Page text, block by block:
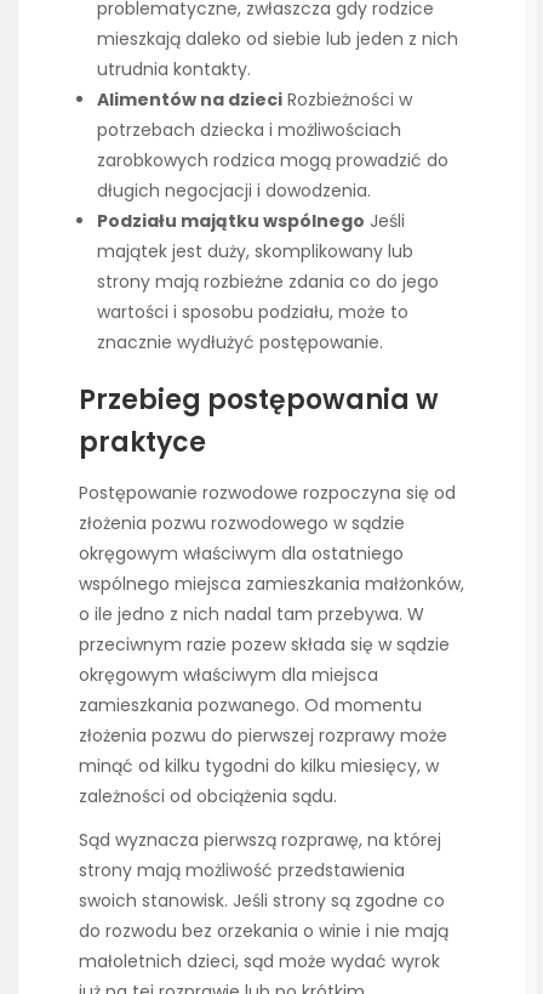
problematyczne, zwłaszcza gdy rodzice
mieszkają daleko od siebie lub jeden z nich
utrudnia kontakty.
Alimentów na dzieci Rozbieżności w
potrzebach dziecka i możliwościach
zarobkowych rodzica mogą prowadzić do
długich negocjacji i dowodzenia.
Podziału majątku wspólnego Jeśli
majątek jest duży, skomplikowany lub
strony mają rozbieżne zdania co do jego
wartości i sposobu podziału, może to
znacznie wydłużyć postępowanie.
Przebieg postępowania w
praktyce
Postępowanie rozwodowe rozpoczyna się od
złożenia pozwu rozwodowego w sądzie
okręgowym właściwym dla ostatniego
wspólnego miejsca zamieszkania małżonków,
o ile jedno z nich nadal tam przebywa. W
przeciwnym razie pozew składa się w sądzie
okręgowym właściwym dla miejsca
zamieszkania pozwanego. Od momentu
złożenia pozwu do pierwszej rozprawy może
minąć od kilku tygodni do kilku miesięcy, w
zależności od obciążenia sądu.
Sąd wyznacza pierwszą rozprawę, na której
strony mają możliwość przedstawienia
swoich stanowisk. Jeśli strony są zgodne co
do rozwodu bez orzekania o winie i nie mają
małoletnich dzieci, sąd może wydać wyrok